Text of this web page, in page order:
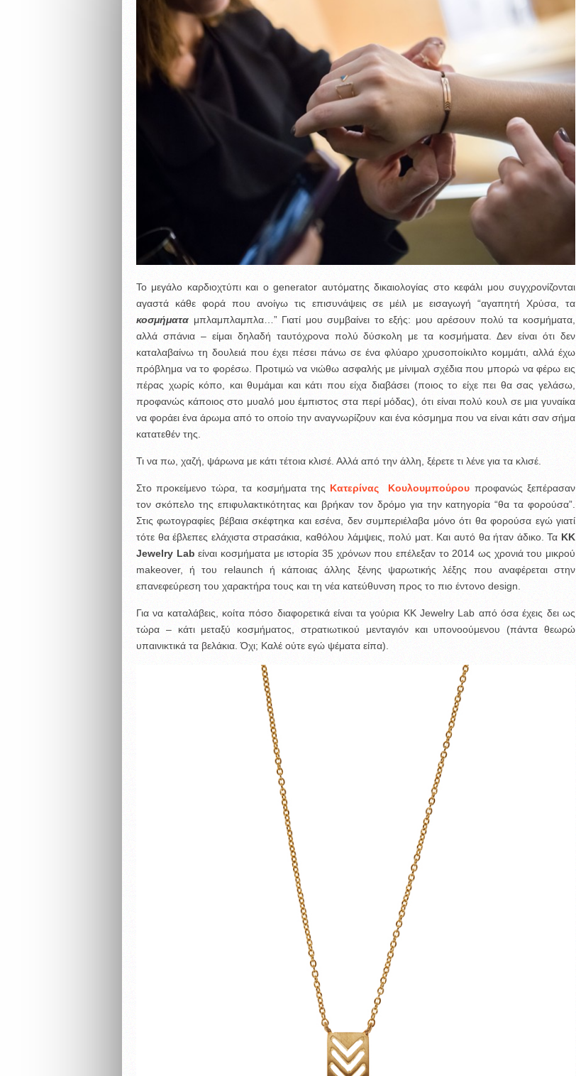
Το μεγάλο καρδιοχτύπι και ο generator αυτόματης δικαιολογίας στο κεφάλι μου συγχρονίζονται
αγαστά κάθε φορά που ανοίγω τις επισυνάψεις σε μέιλ με εισαγωγή “αγαπητή Χρύσα, τα
κοσμήματαμπλαμπλαμπλα…” Γιατί μου συμβαίνει το εξής: μου αρέσουν πολύ τα κοσμήματα,
αλλά σπάνια – είμαι δηλαδή ταυτόχρονα πολύ δύσκολη με τα κοσμήματα. Δεν είναι ότι δεν
καταλαβαίνω τη δουλειά που έχει πέσει πάνω σε ένα φλύαρο χρυσοποίκιλτο κομμάτι, αλλά έχω
πρόβλημα να το φορέσω. Προτιμώ να νιώθω ασφαλής με μίνιμαλ σχέδια που μπορώ να φέρω εις
πέρας χωρίς κόπο, και θυμάμαι και κάτι που είχα διαβάσει (ποιος το είχε πει θα σας γελάσω,
προφανώς κάποιος στο μυαλό μου έμπιστος στα περί μόδας), ότι είναι πολύ κουλ σε μια γυναίκα
να φοράει ένα άρωμα από το οποίο την αναγνωρίζουν και ένα κόσμημα που να είναι κάτι σαν σήμα
κατατεθέν της.
Τι να πω, χαζή, ψάρωνα με κάτι τέτοια κλισέ. Αλλά από την άλλη, ξέρετε τι λένε για τα κλισέ.
Στο προκείμενο τώρα, τα κοσμήματα της Κατερίνας Κουλουμπούρου προφανώς ξεπέρασαν
τον σκόπελο της επιφυλακτικότητας και βρήκαν τον δρόμο για την κατηγορία “θα τα φορούσα”.
Στις φωτογραφίες βέβαια σκέφτηκα και εσένα, δεν συμπεριέλαβα μόνο ότι θα φορούσα εγώ γιατί
τότε θα έβλεπες ελάχιστα στρασάκια, καθόλου λάμψεις, πολύ ματ. Και αυτό θα ήταν άδικο. Τα KK
Jewelry Lab είναι κοσμήματα με ιστορία 35 χρόνων που επέλεξαν το 2014 ως χρονιά του μικρού
makeover, ή του relaunch ή κάποιας άλλης ξένης ψαρωτικής λέξης που αναφέρεται στην
επανεφεύρεση του χαρακτήρα τους και τη νέα κατεύθυνση προς το πιο έντονο design.
Για να καταλάβεις, κοίτα πόσο διαφορετικά είναι τα γούρια KK Jewelry Lab από όσα έχεις δει ως
τώρα – κάτι μεταξύ κοσμήματος, στρατιωτικού μενταγιόν και υπονοούμενου (πάντα θεωρώ
υπαινικτικά τα βελάκια. Όχι; Καλέ ούτε εγώ ψέματα είπα).